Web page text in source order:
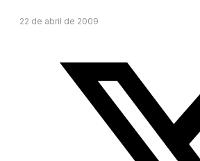
22 de abril de 2009